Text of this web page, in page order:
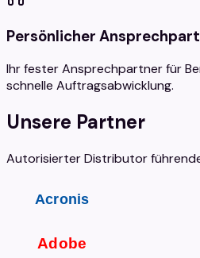
Persönlicher
Ihr fester Ansprechpartner für
schnelle Auftragsabwicklung.
Unsere Partner
Autorisierter Distributor